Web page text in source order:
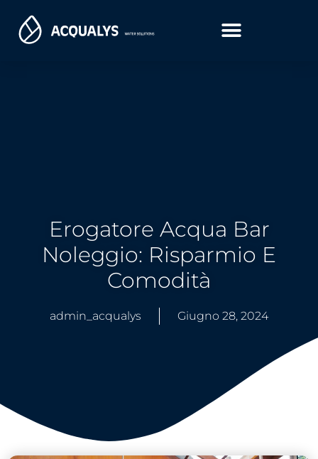
Erogatore Acqua Bar
Noleggio: Risparmio E
Comodità
admin_acqualys Giugno 28, 2024